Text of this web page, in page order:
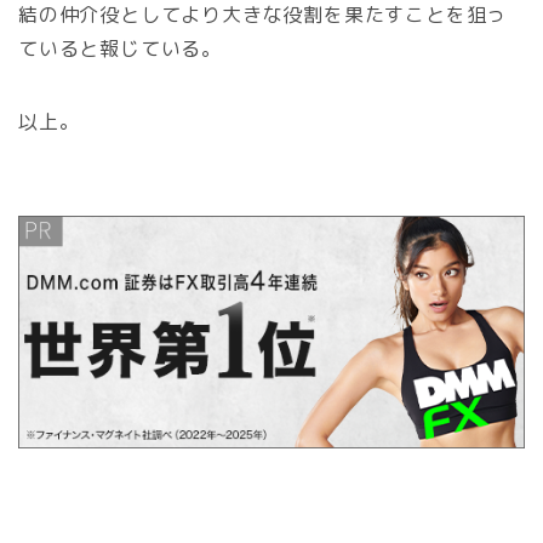
結の仲介役としてより大きな役割を果たすことを狙っ
ていると報じている。
以上。